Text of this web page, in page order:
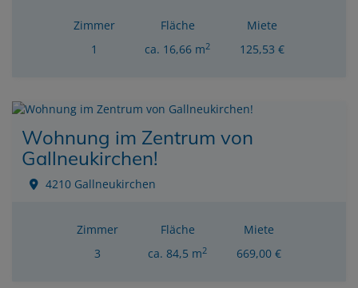
Zimmer
1
Fläche
ca. 16,66 m2
Miete
125,53 €
Wohnung im Zentrum von
Gallneukirchen!
4210 Gallneukirchen
Zimmer
3
Fläche
ca. 84,5 m2
Miete
669,00 €